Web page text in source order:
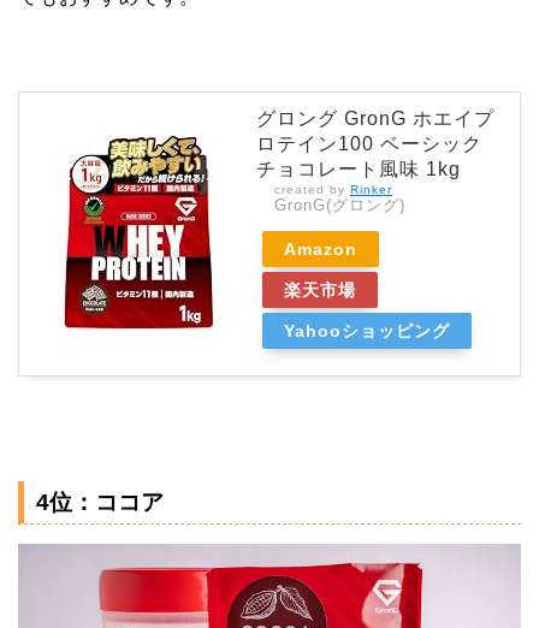
グロング GronG ホエイプ
ロテイン100 ベーシック
チョコレート風味 1kg
created by Rinker
GronG(グロング)
Amazon
楽天市場
Yahooショッピング
4位：ココア